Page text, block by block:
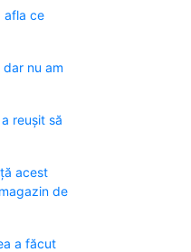
afla ce
nu am
reușit să
acest
de
a făcut